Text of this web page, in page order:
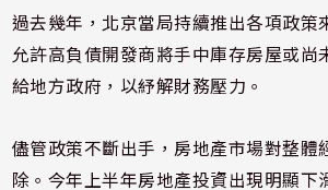
過去幾年，北京當局持續推出各項政策
允許高負債開發商將手中庫存房屋或尚
給地方政府，以紓解財務壓力。
儘管政策不斷出手，房地產市場對整體
除。今年上半年房地產投資出現明顯下